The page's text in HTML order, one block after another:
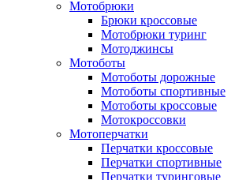
Мотобрюки
Брюки кроссовые
Мотобрюки туринг
Мотоджинсы
Мотоботы
Мотоботы дорожные
Мотоботы спортивные
Мотоботы кроссовые
Мотокроссовки
Мотоперчатки
Перчатки кроссовые
Перчатки спортивные
Перчатки туринговые